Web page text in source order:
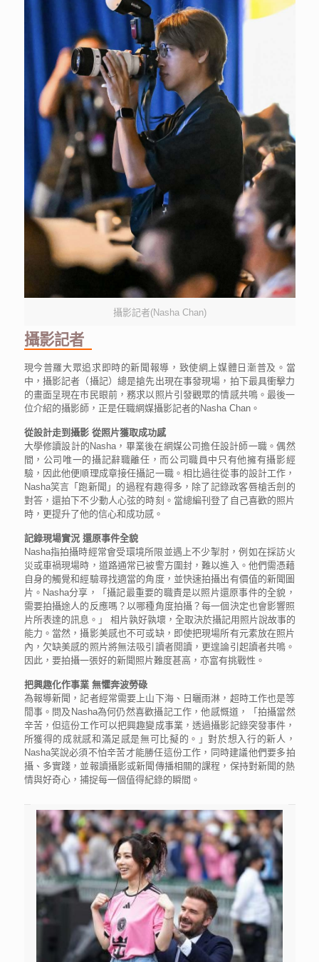
攝影記者(Nasha Chan)
攝影記者
現今普羅大眾追求即時的新聞報導，致使網上媒體日漸普及。當
中，攝影記者（攝記）總是搶先出現在事發現場，拍下最具衝擊力
的畫面呈現在市民眼前，務求以照片引發觀眾的情感共鳴。最後一
位介紹的攝影師，正是任職網媒攝影記者的Nasha Chan。
從設計走到攝影 從照片獲取成功感
大學修讀設計的Nasha，畢業後在網媒公司擔任設計師一職。偶然
間，公司唯一的攝記辭職離任，而公司職員中只有他擁有攝影經
驗，因此他便順理成章接任攝記一職。相比過往從事的設計工作，
Nasha笑言「跑新聞」的過程有趣得多，除了記錄政客唇槍舌劍的
對答，還拍下不少動人心弦的時刻。當總編刊登了自己喜歡的照片
時，更提升了他的信心和成功感。
記錄現場實況 還原事件全貌
Nasha指拍攝時經常會受環境所限並遇上不少掣肘，例如在採訪火
災或車禍現場時，道路通常已被警方圍封，難以進入。他們需憑藉
自身的觸覺和經驗尋找適當的角度，並快速拍攝出有價值的新聞圖
片。Nasha分享，「攝記最重要的職責是以照片還原事件的全貌，
需要拍攝途人的反應嗎？以哪種角度拍攝？每一個決定也會影響照
片所表達的訊息。」 相片孰好孰壞，全取決於攝記用照片說故事的
能力。當然，攝影美感也不可或缺，即使把現場所有元素放在照片
內，欠缺美感的照片將無法吸引讀者閱讀，更遑論引起讀者共鳴。
因此，要拍攝一張好的新聞照片難度甚高，亦富有挑戰性。
把興趣化作事業 無懼奔波勞碌
為報導新聞，記者經常需要上山下海、日曬雨淋，超時工作也是等
閒事。問及Nasha為何仍然喜歡攝記工作，他感慨道，「拍攝當然
辛苦，但這份工作可以把興趣變成事業，透過攝影記錄突發事件，
所獲得的成就感和滿足感是無可比擬的。」對於想入行的新人，
Nasha笑說必須不怕辛苦才能勝任這份工作，同時建議他們要多拍
攝、多實踐，並報讀攝影或新聞傳播相關的課程，保持對新聞的熱
情與好奇心，捕捉每一個值得紀錄的瞬間。